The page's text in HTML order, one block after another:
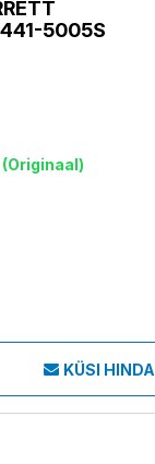
5005S
(Originaal)
KÜSI HINDA